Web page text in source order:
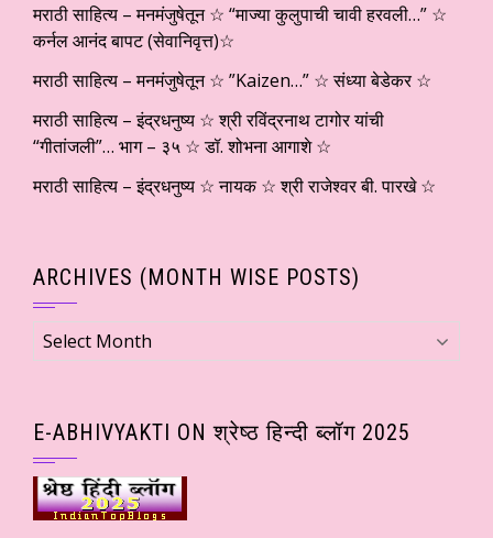
मराठी साहित्य – मनमंजुषेतून ☆ “माज्या कुलुपाची चावी हरवली…” ☆
कर्नल आनंद बापट (सेवानिवृत्त)☆
मराठी साहित्य – मनमंजुषेतून ☆ ”Kaizen…” ☆ संध्या बेडेकर ☆
मराठी साहित्य – इंद्रधनुष्य ☆ श्री रविंद्रनाथ टागोर यांची
“गीतांजली”… भाग – ३५ ☆ डॉ. शोभना आगाशे ☆
मराठी साहित्य – इंद्रधनुष्य ☆ नायक ☆ श्री राजेश्वर बी. पारखे ☆
ARCHIVES (MONTH WISE POSTS)
Archives
(Month
E-ABHIVYAKTI ON श्रेष्ठ हिन्दी ब्लॉग 2025